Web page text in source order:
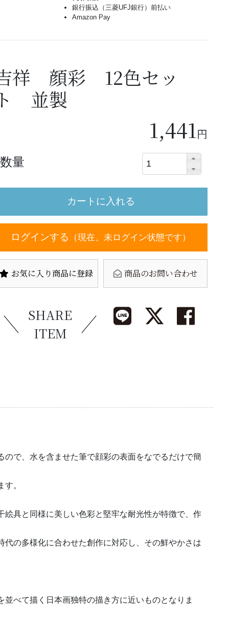
銀行振込（三菱UFJ銀行）前払い
Amazon Pay
祥 顔彩 12色セッ
ト 並製
1,441 円
数量
ログインする （現在、未ログイン状態です）
お気に入り商品に登録 商品のお問い合わせ
SHARE
ITEM
で、水を含ませた筆で顔彩の表面をなでるだけで簡
。
具と同様に美しい色彩と堅牢な耐光性が特徴で、作
の多様化に合わせた創作に対応し、その鮮やかさは
べて描く日本画独特の描き方に近いものとなりま